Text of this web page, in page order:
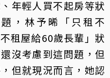
年輕人買不起房等狀
，林予晞「只租不
租屋給60歲長輩」狀
沒考慮到這問題，但
但就現況而言，她認